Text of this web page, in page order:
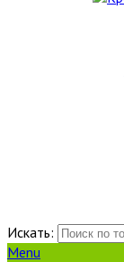
Искать:
Menu